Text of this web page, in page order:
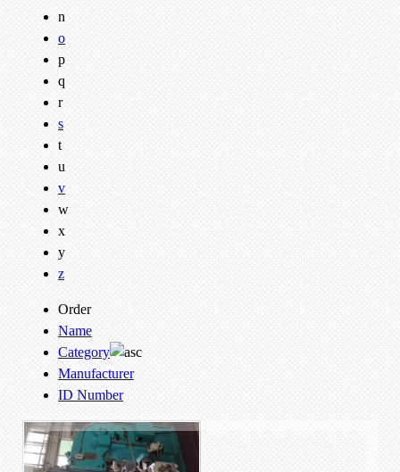
n
o
p
q
r
s
t
u
v
w
x
y
z
Order
Name
Category
Manufacturer
ID Number